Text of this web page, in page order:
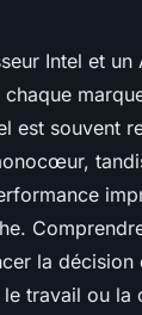
Intel et un
est souvent
la décision
travail ou la